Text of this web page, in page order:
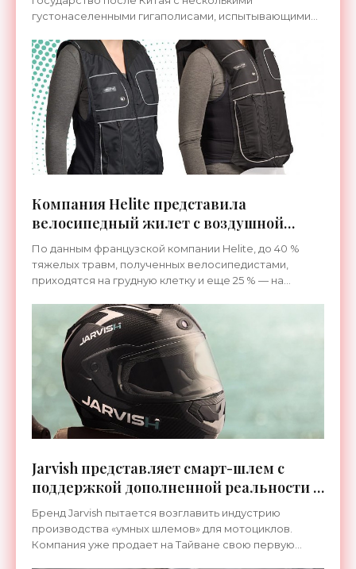
густонаселенными гигаполисами, испытывающими
в условиях полного хаоса на
Компания Helite представила
велосипедный жилет с воздушной
подушкой безопасности - «Гаджеты»
По данным французской компании Helite, до 40 %
тяжелых травм, полученных велосипедистами,
приходятся на грудную клетку и еще 25 % — на
компании разработали
Jarvish представляет смарт-шлем с
поддержкой дополненной реальности -
«Гаджеты»
Бренд Jarvish пытается возглавить индустрию
производства «умных шлемов» для мотоциклов.
Компания уже продает на Тайване свою первую